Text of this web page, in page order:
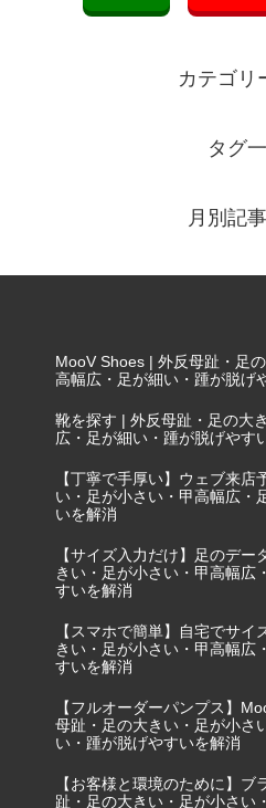
カテゴリ
タグ
月別記
MooV Shoes | 外反母趾・足
高幅広・足が細い・踵が脱げ
靴を探す | 外反母趾・足の大
広・足が細い・踵が脱げやす
【丁寧で手厚い】ウェブ来店
い・足が小さい・甲高幅広・
いを解消
【サイズ入力だけ】足のデ
きい・足が小さい・甲高幅広
すいを解消
【スマホで簡単】自宅でサ
きい・足が小さい・甲高幅広
すいを解消
【フルオーダーパンプス】
母趾・足の大きい・足が小さ
い・踵が脱げやすいを解消
【お客様と環境のために】
趾・足の大きい・足が小さい